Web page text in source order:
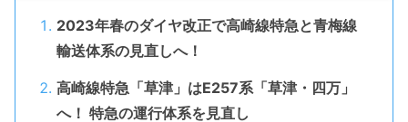
2023年春のダイヤ改正で高崎線特急と青梅線
輸送体系の見直しへ！
高崎線特急「草津」はE257系「草津・四万」
へ！ 特急の運行体系を見直し